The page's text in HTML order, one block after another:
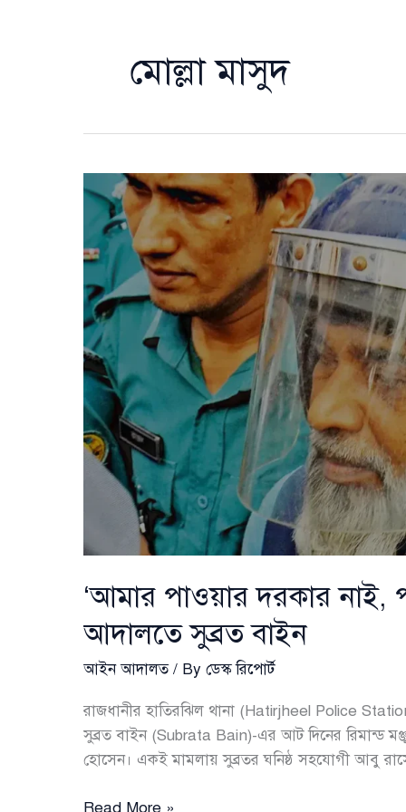
মোল্লা মাসুদ
‘আমার পাওয়ার দরকার নাই,
আদালতে সুব্রত বাইন
আইন আদালত/ By ডেস্ক রিপোর্ট
রাজধানীর হাতিরঝিল থানা (Hatirjheel Police
সুব্রত বাইন (Subrata Bain)-এর আট দিনের রিমান্ড
হোসেন। একই মামলায় সুব্রতর ঘনিষ্ঠ সহযোগী আবু
‘আমার
Read More »